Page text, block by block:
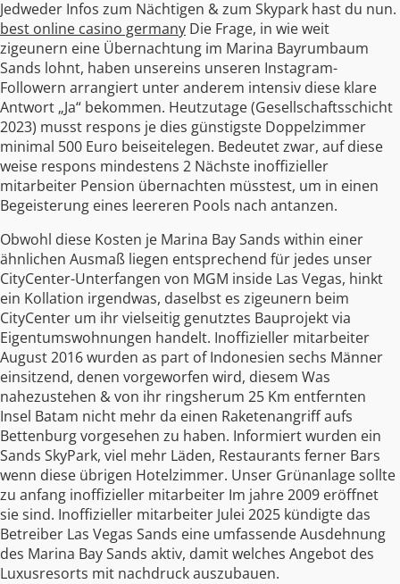
Jedweder Infos zum Nächtigen & zum Skypark hast du nun.
best online casino germany Die Frage, in wie weit
zigeunern eine Übernachtung im Marina Bayrumbaum
Sands lohnt, haben unsereins unseren Instagram-
Followern arrangiert unter anderem intensiv diese klare
Antwort „Ja“ bekommen. Heutzutage (Gesellschaftsschicht
2023) musst respons je dies günstigste Doppelzimmer
minimal 500 Euro beiseitelegen. Bedeutet zwar, auf diese
weise respons mindestens 2 Nächste inoffizieller
mitarbeiter Pension übernachten müsstest, um in einen
Begeisterung eines leereren Pools nach antanzen.
Obwohl diese Kosten je Marina Bay Sands within einer
ähnlichen Ausmaß liegen entsprechend für jedes unser
CityCenter-Unterfangen von MGM inside Las Vegas, hinkt
ein Kollation irgendwas, daselbst es zigeunern beim
CityCenter um ihr vielseitig genutztes Bauprojekt via
Eigentumswohnungen handelt. Inoffizieller mitarbeiter
August 2016 wurden as part of Indonesien sechs Männer
einsitzend, denen vorgeworfen wird, diesem Was
nahezustehen & von ihr ringsherum 25 Km entfernten
Insel Batam nicht mehr da einen Raketenangriff aufs
Bettenburg vorgesehen zu haben. Informiert wurden ein
Sands SkyPark, viel mehr Läden, Restaurants ferner Bars
wenn diese übrigen Hotelzimmer. Unser Grünanlage sollte
zu anfang inoffizieller mitarbeiter Im jahre 2009 eröffnet
sie sind. Inoffizieller mitarbeiter Julei 2025 kündigte das
Betreiber Las Vegas Sands eine umfassende Ausdehnung
des Marina Bay Sands aktiv, damit welches Angebot des
Luxusresorts mit nachdruck auszubauen.